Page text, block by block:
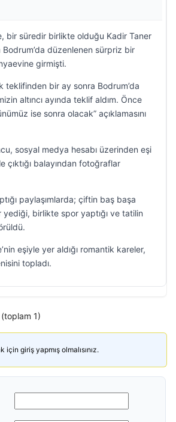
bir süredir birlikte olduğu Kadir Taner
Bodrum’da düzenlenen sürpriz bir
girmişti.
teklifinden bir ay sonra Bodrum’da
altıncı ayında teklif aldım. Önce
ise sonra olacak” açıklamasını
sosyal medya hesabı üzerinden eşi
çıktığı balayından fotoğraflar
paylaşımlarda; çiftin baş başa
birlikte spor yaptığı ve tatilin
eşiyle yer aldığı romantik kareler,
topladı.
1)
için giriş yapmış olmalısınız.